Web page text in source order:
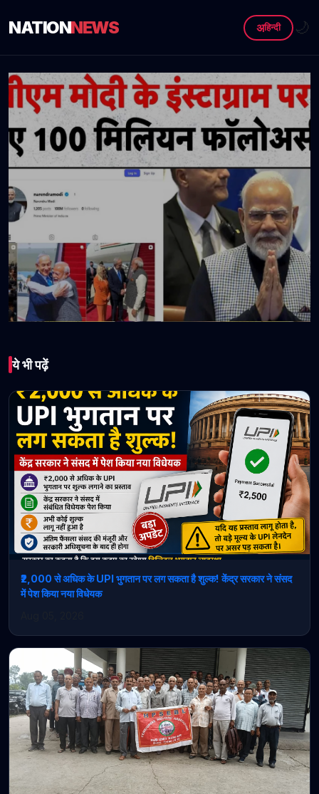
NATIONNEWS अहिन्दी 🌙
इंस्टाग्राम पर 10 करोड़
फॉलोअर्स वाले पहले नेता बने
PM मोदी, दुनिया के पांच बड़े
लीडर्स के कुल फॉलोअर्स भी पीछे
छूटे
February 27, 2026 • 1 min read
ये भी पढ़ें
₹2,000 से अधिक के UPI भुगतान पर लग सकता है शुल्क! केंद्र सरकार ने संसद
में पेश किया नया विधेयक